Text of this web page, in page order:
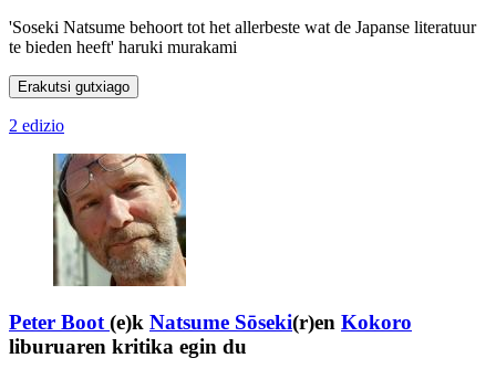
'Soseki Natsume behoort tot het allerbeste wat de Japanse literatuur
te bieden heeft' haruki murakami
Erakutsi gutxiago
2 edizio
Peter Boot (e)k Natsume Sōseki(r)en Kokoro
liburuaren kritika egin du